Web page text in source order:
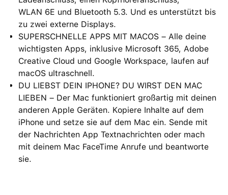
WLAN 6E und Bluetooth 5.3. Und es unterstützt bis
zu zwei externe Displays.
SUPERSCHNELLE APPS MIT MACOS – Alle deine
wichtigsten Apps, inklusive Microsoft 365, Adobe
Creative Cloud und Google Workspace, laufen auf
macOS ultraschnell.
DU LIEBST DEIN IPHONE? DU WIRST DEN MAC
LIEBEN – Der Mac funktioniert großartig mit deinen
anderen Apple Geräten. Kopiere Inhalte auf dem
iPhone und setze sie auf dem Mac ein. Sende mit
der Nachrichten App Textnachrichten oder mach
mit deinem Mac FaceTime Anrufe und beantworte
sie.